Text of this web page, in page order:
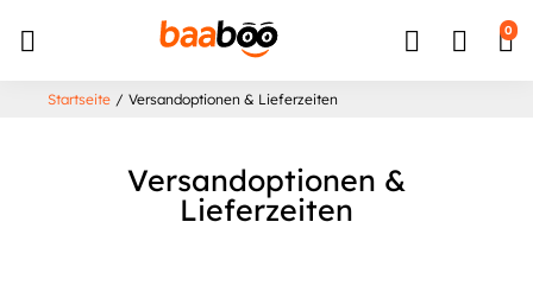
Zum Inhalt springen
Zum Menü springen
Barrierefreiheits-Widget öffnen 0
Startseite / Versandoptionen & Lieferzeiten
Versandoptionen &
Lieferzeiten